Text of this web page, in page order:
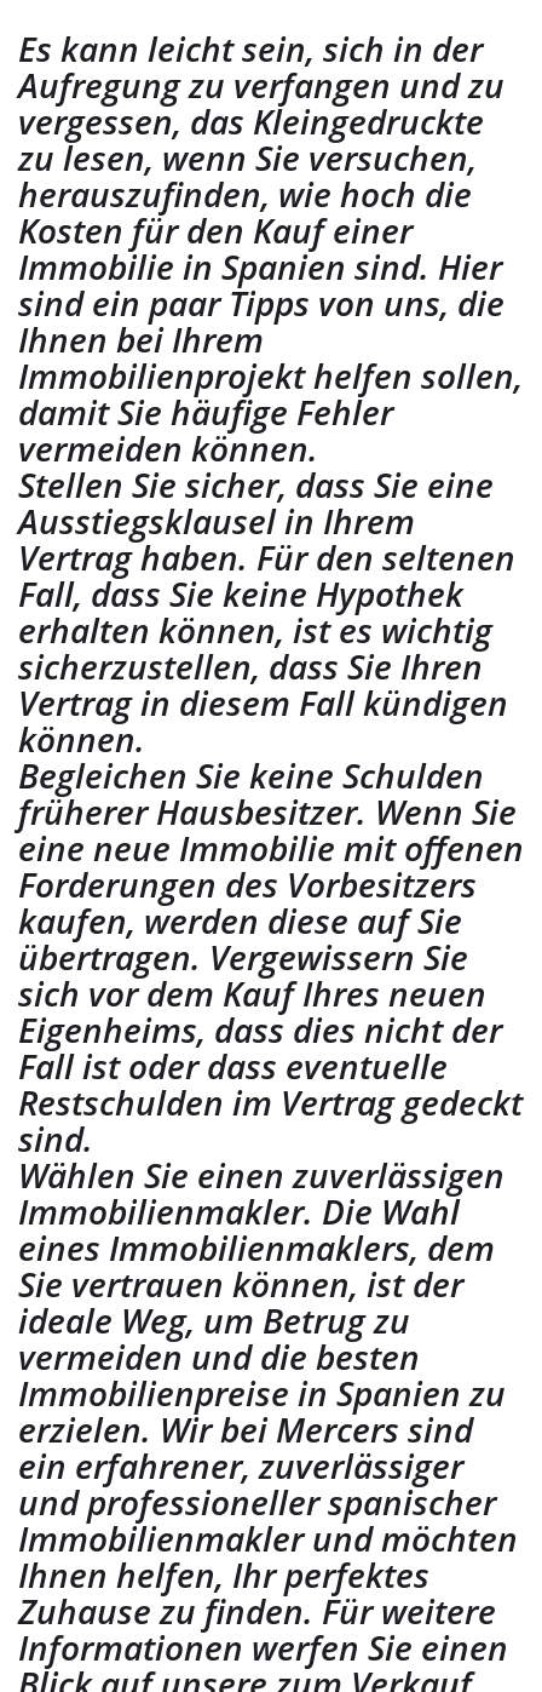
Es kann leicht sein, sich in der
Aufregung zu verfangen und zu
vergessen, das Kleingedruckte
zu lesen, wenn Sie versuchen,
herauszufinden, wie hoch die
Kosten für den Kauf einer
Immobilie in Spanien sind. Hier
sind ein paar Tipps von uns, die
Ihnen bei Ihrem
Immobilienprojekt helfen sollen,
damit Sie häufige Fehler
vermeiden können.
Stellen Sie sicher, dass Sie eine
Ausstiegsklausel in Ihrem
Vertrag haben. Für den seltenen
Fall, dass Sie keine Hypothek
erhalten können, ist es wichtig
sicherzustellen, dass Sie Ihren
Vertrag in diesem Fall kündigen
können.
Begleichen Sie keine Schulden
früherer Hausbesitzer. Wenn Sie
eine neue Immobilie mit offenen
Forderungen des Vorbesitzers
kaufen, werden diese auf Sie
übertragen. Vergewissern Sie
sich vor dem Kauf Ihres neuen
Eigenheims, dass dies nicht der
Fall ist oder dass eventuelle
Restschulden im Vertrag gedeckt
sind.
Wählen Sie einen zuverlässigen
Immobilienmakler. Die Wahl
eines Immobilienmaklers, dem
Sie vertrauen können, ist der
ideale Weg, um Betrug zu
vermeiden und die besten
Immobilienpreise in Spanien zu
erzielen. Wir bei Mercers sind
ein erfahrener, zuverlässiger
und professioneller spanischer
Immobilienmakler und möchten
Ihnen helfen, Ihr perfektes
Zuhause zu finden. Für weitere
Informationen werfen Sie einen